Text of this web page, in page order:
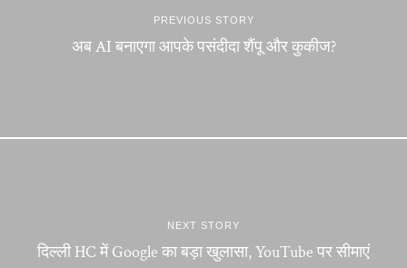
PREVIOUS STORY
अब AI बनाएगा आपके पसंदीदा शैंपू और कुकीज?
NEXT STORY
दिल्ली HC में Google का बड़ा खुलासा, YouTube पर सीमाएं